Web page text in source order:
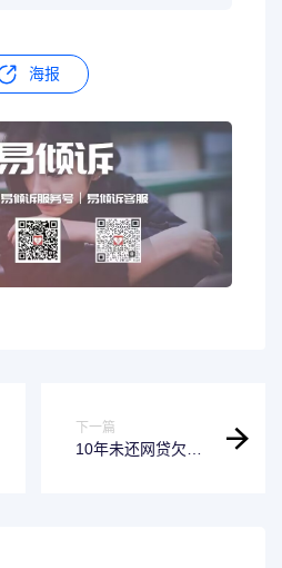
海报
下一篇
10年未还网贷欠款